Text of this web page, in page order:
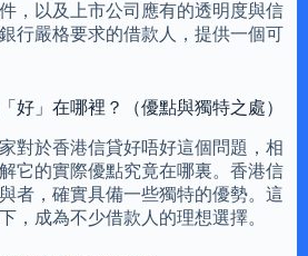
，以及上市公司應有的透明度與信
行嚴格要求的借款人，提供一個可
好」在哪裡？（優點與獨特之處）
對於香港信貸好唔好這個問題，相
它的實際優點究竟在哪裏。香港信
者，確實具備一些獨特的優勢。這
，成為不少借款人的理想選擇。